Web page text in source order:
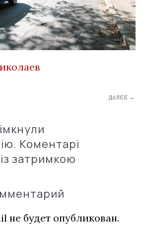
ДАЛЕЕ →
Коментарі
затримкою
не будет опубликован.